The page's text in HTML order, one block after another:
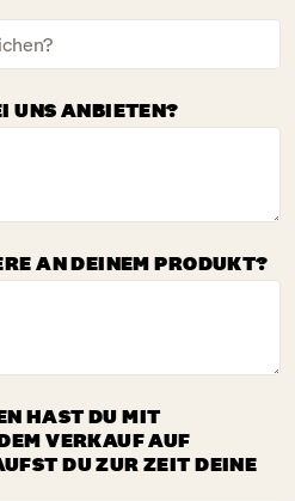
UNS ANBIETEN?
AN DEINEM PRODUKT?
HAST DU MIT
VERKAUF AUF
DU ZUR ZEIT DEINE